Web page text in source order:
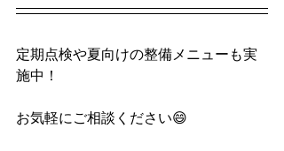
定期点検や夏向けの整備メニューも実
施中！
お気軽にご相談ください😄